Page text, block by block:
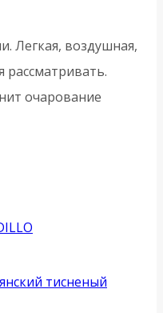
Легкая, воздушная,
рассматривать.
очарование
тисненый